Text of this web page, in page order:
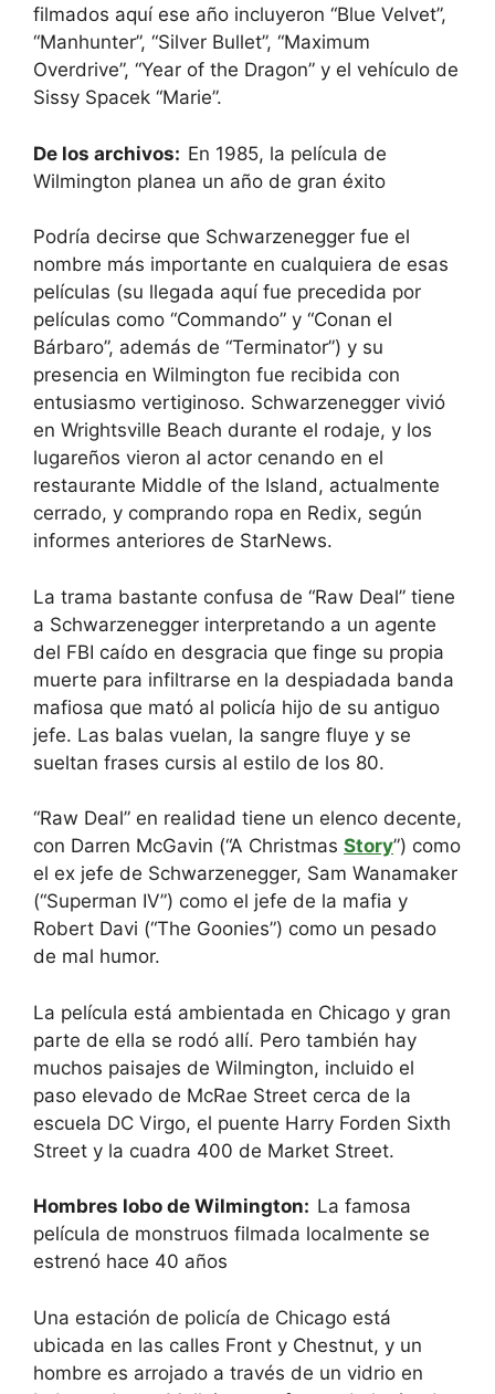
filmados aquí ese año incluyeron “Blue Velvet”,
“Manhunter”, “Silver Bullet”, “Maximum
Overdrive”, “Year of the Dragon” y el vehículo de
Sissy Spacek “Marie”.
De los archivos: En 1985, la película de
Wilmington planea un año de gran éxito
Podría decirse que Schwarzenegger fue el
nombre más importante en cualquiera de esas
películas (su llegada aquí fue precedida por
películas como “Commando” y “Conan el
Bárbaro”, además de “Terminator”) y su
presencia en Wilmington fue recibida con
entusiasmo vertiginoso. Schwarzenegger vivió
en Wrightsville Beach durante el rodaje, y los
lugareños vieron al actor cenando en el
restaurante Middle of the Island, actualmente
cerrado, y comprando ropa en Redix, según
informes anteriores de StarNews.
La trama bastante confusa de “Raw Deal” tiene
a Schwarzenegger interpretando a un agente
del FBI caído en desgracia que finge su propia
muerte para infiltrarse en la despiadada banda
mafiosa que mató al policía hijo de su antiguo
jefe. Las balas vuelan, la sangre fluye y se
sueltan frases cursis al estilo de los 80.
“Raw Deal” en realidad tiene un elenco decente,
con Darren McGavin (“A Christmas Story”) como
el ex jefe de Schwarzenegger, Sam Wanamaker
(“Superman IV”) como el jefe de la mafia y
Robert Davi (“The Goonies”) como un pesado
de mal humor.
La película está ambientada en Chicago y gran
parte de ella se rodó allí. Pero también hay
muchos paisajes de Wilmington, incluido el
paso elevado de McRae Street cerca de la
escuela DC Virgo, el puente Harry Forden Sixth
Street y la cuadra 400 de Market Street.
Hombres lobo de Wilmington: La famosa
película de monstruos filmada localmente se
estrenó hace 40 años
Una estación de policía de Chicago está
ubicada en las calles Front y Chestnut, y un
hombre es arrojado a través de un vidrio en